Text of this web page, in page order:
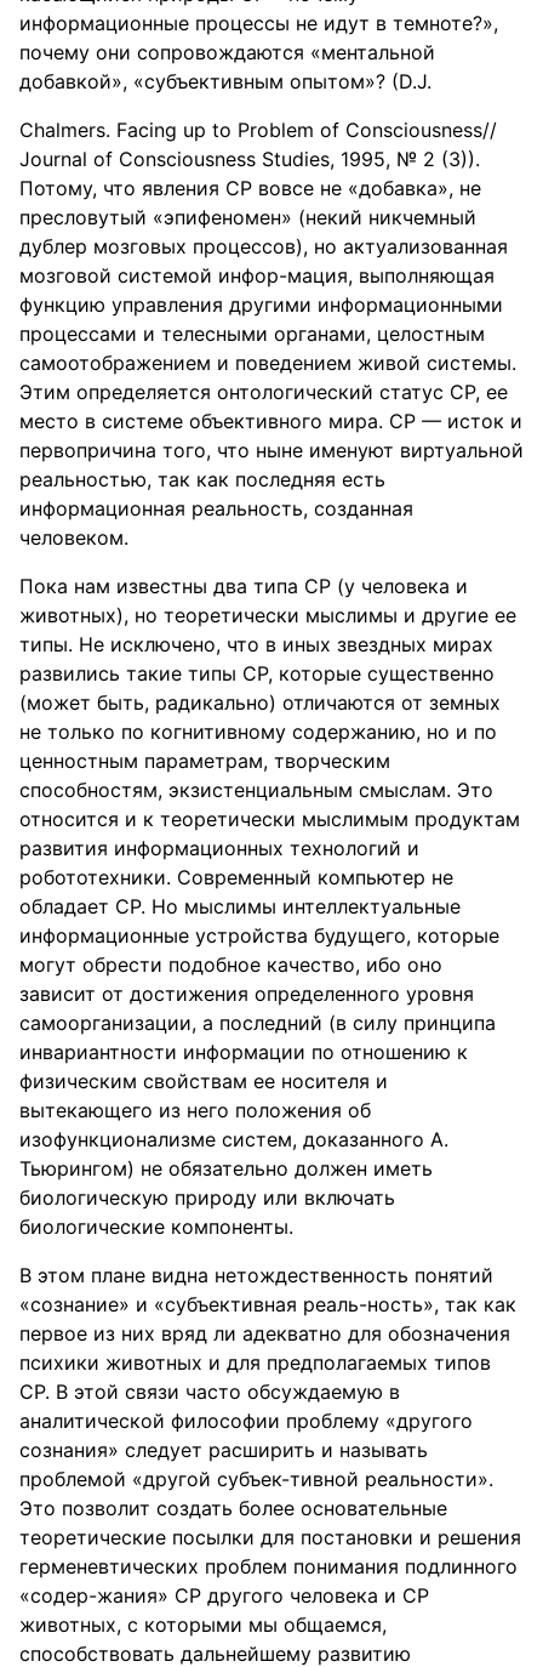
информационные процессы не идут в темноте?»,
почему они сопровождаются «ментальной
добавкой», «субъективным опытом»? (D.J.
Chalmers. Facing up to Problem of Consciousness//
Journal of Consciousness Studies, 1995, № 2 (3)).
Потому, что явления СР вовсе не «добавка», не
пресловутый «эпифеномен» (некий никчемный
дублер мозговых процессов), но актуализованная
мозговой системой инфор-мация, выполняющая
функцию управления другими информационными
процессами и телесными органами, целостным
самоотображением и поведением живой системы.
Этим определяется онтологический статус CР, ее
место в системе объективного мира. СР — исток и
первопричина того, что ныне именуют виртуальной
реальностью, так как последняя есть
информационная реальность, созданная
человеком.
Пока нам известны два типа СР (у человека и
животных), но теоретически мыслимы и другие ее
типы. Не исключено, что в иных звездных мирах
развились такие типы СР, которые существенно
(может быть, радикально) отличаются от земных
не только по когнитивному содержанию, но и по
ценностным параметрам, творческим
способностям, экзистенциальным смыслам. Это
относится и к теоретически мыслимым продуктам
развития информационных технологий и
робототехники. Современный компьютер не
обладает СР. Но мыслимы интеллектуальные
информационные устройства будущего, которые
могут обрести подобное качество, ибо оно
зависит от достижения определенного уровня
самоорганизации, а последний (в силу принципа
инвариантности информации по отношению к
физическим свойствам ее носителя и
вытекающего из него положения об
изофункционализме систем, доказанного А.
Тьюрингом) не обязательно должен иметь
биологическую природу или включать
биологические компоненты.
В этом плане видна нетождественность понятий
«сознание» и «субъективная реаль-ность», так как
первое из них вряд ли адекватно для обозначения
психики животных и для предполагаемых типов
СР. В этой связи часто обсуждаемую в
аналитической философии проблему «другого
сознания» следует расширить и называть
проблемой «другой субъек-тивной реальности».
Это позволит создать более основательные
теоретические посылки для постановки и решения
герменевтических проблем понимания подлинного
«содер-жания» СР другого человека и СР
животных, с которыми мы общаемся,
способствовать дальнейшему развитию